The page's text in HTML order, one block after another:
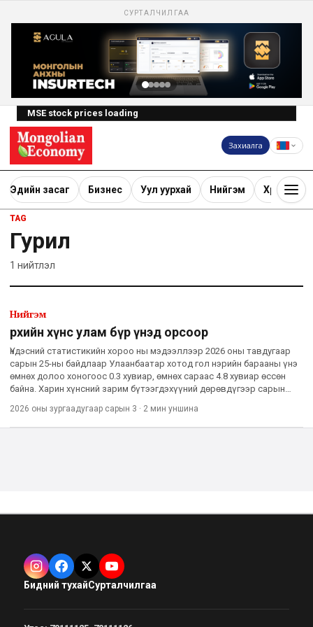
СУРТАЛЧИЛГАА
MSE stock prices loading
Захиалга
Эдийн засаг Бизнес Уул уурхай Нийгэм Хөрөнгө
TAG
Гурил
1 нийтлэл
Нийгэм
Өрхийн хүнс улам бүр үнэд орсоор
Үндэсний статистикийн хороо ны мэдээллээр 2026 оны тавдугаар
сарын 25-ны байдлаар Улаанбаатар хотод гол нэрийн барааны үнэ
өмнөх долоо хоногоос 0.3 хувиар, өмнөх сараас 4.8 хувиар өссөн
байна. Харин хүнсний зарим бүтээгдэхүүний дөрөвдүгээр сарын
2026 оны зургаадугаар сарын 3 · 2 мин уншина
Бидний тухайСурталчилгаа